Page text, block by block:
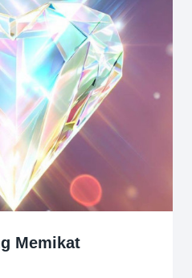
Memikat